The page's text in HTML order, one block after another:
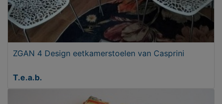
ZGAN 4 Design eetkamerstoelen van Casprini
T.e.a.b.